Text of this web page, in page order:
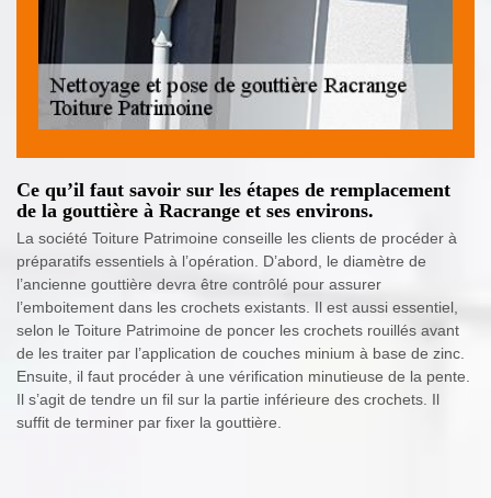
Ce qu’il faut savoir sur les étapes de remplacement
de la gouttière à Racrange et ses environs.
La société Toiture Patrimoine conseille les clients de procéder à
préparatifs essentiels à l’opération. D’abord, le diamètre de
l’ancienne gouttière devra être contrôlé pour assurer
l’emboitement dans les crochets existants. Il est aussi essentiel,
selon le Toiture Patrimoine de poncer les crochets rouillés avant
de les traiter par l’application de couches minium à base de zinc.
Ensuite, il faut procéder à une vérification minutieuse de la pente.
Il s’agit de tendre un fil sur la partie inférieure des crochets. Il
suffit de terminer par fixer la gouttière.